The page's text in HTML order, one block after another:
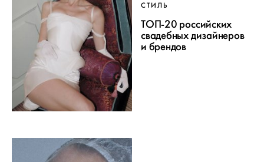
СТИЛЬ
ТОП-20 российских
свадебных дизайнеров
и брендов